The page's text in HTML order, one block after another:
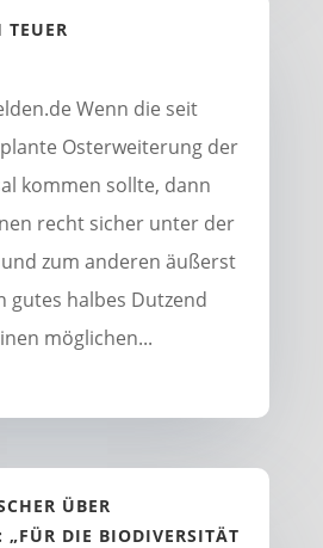
TEUER
Wenn die seit
Osterweiterung der
kommen sollte, dann
recht sicher unter der
zum anderen äußerst
gutes halbes Dutzend
möglichen...
ÜBER
DIE BIODIVERSITÄT E